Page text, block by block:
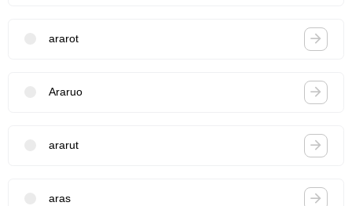
ararot
Araruo
ararut
aras